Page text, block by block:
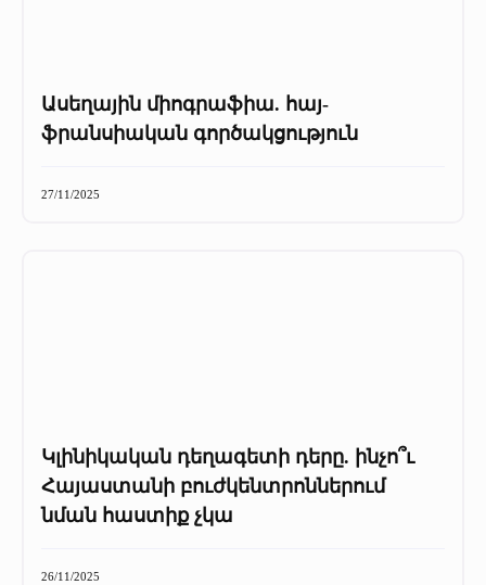
Ասեղային միոգրաֆիա. հայ-
ֆրանսիական գործակցություն
27/11/2025
Կլինիկական դեղագետի դերը. ինչո՞ւ
Հայաստանի բուժկենտրոններում
նման հաստիք չկա
26/11/2025